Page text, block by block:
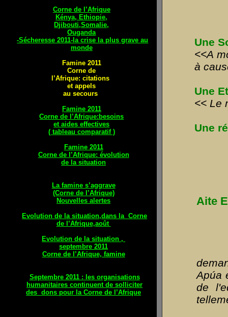
Corne de l’Afrique
Kénya, Ethiopie,
Djibouti,Somalie,
Ouganda
-Sécheresse 2011-la crise la plus grave au
monde
Famine 2011
Corne de
l’Afrique: citations
et appels
au secours
Famine 2011
Corne de l’Afrique:besoins
et aides effectives
( tableau comparatif )
Famine 2011
Corne de l’Afrique: évolution
de la situation
La famine s’aggrave
(Corne de l’Afrique)
Nouvelles alertes
Evolution de la situation,dans la Corne
de l’Afrique,août
Evolution de la situation ,
septembre 2011
Corne de l’Afrique, famine
Septembre 2011 : les organisations
humanitaires continuent de solliciter
des dons pour la Corne de l’Afrique
Une
<<A
à
Une
<< Le
Une
Aite
Apúa
de